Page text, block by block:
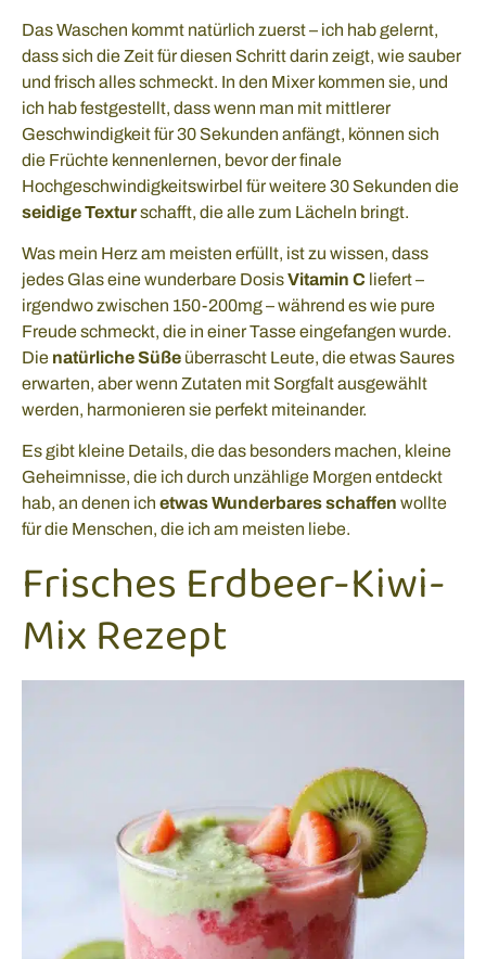
Das Waschen kommt natürlich zuerst – ich hab gelernt,
dass sich die Zeit für diesen Schritt darin zeigt, wie sauber
und frisch alles schmeckt. In den Mixer kommen sie, und
ich hab festgestellt, dass wenn man mit mittlerer
Geschwindigkeit für 30 Sekunden anfängt, können sich
die Früchte kennenlernen, bevor der finale
Hochgeschwindigkeitswirbel für weitere 30 Sekunden die
seidige Texturschafft, die alle zum Lächeln bringt.
Was mein Herz am meisten erfüllt, ist zu wissen, dass
jedes Glas eine wunderbare DosisVitamin C liefert –
irgendwo zwischen 150-200mg – während es wie pure
Freude schmeckt, die in einer Tasse eingefangen wurde.
Die natürliche Süße überrascht Leute, die etwas Saures
erwarten, aber wenn Zutaten mit Sorgfalt ausgewählt
werden, harmonieren sie perfekt miteinander.
Es gibt kleine Details, die das besonders machen, kleine
Geheimnisse, die ich durch unzählige Morgen entdeckt
hab, an denen ich etwas Wunderbares schaffen wollte
für die Menschen, die ich am meisten liebe.
Frisches Erdbeer-Kiwi-
Mix Rezept